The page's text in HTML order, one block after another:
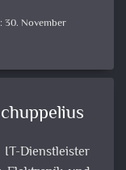
30. November
Dienstleister